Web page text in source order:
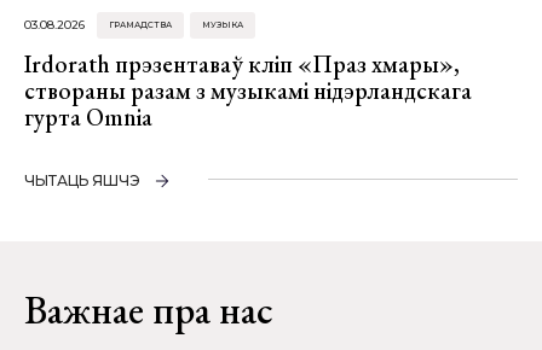
03.08.2026 ГРАМАДСТВА МУЗЫКА
Irdorath прэзентаваў кліп «Праз хмары»,
створаны разам з музыкамі нідэрландскага
гурта Omnia
ЧЫТАЦЬ ЯШЧЭ
Важнае пра нас